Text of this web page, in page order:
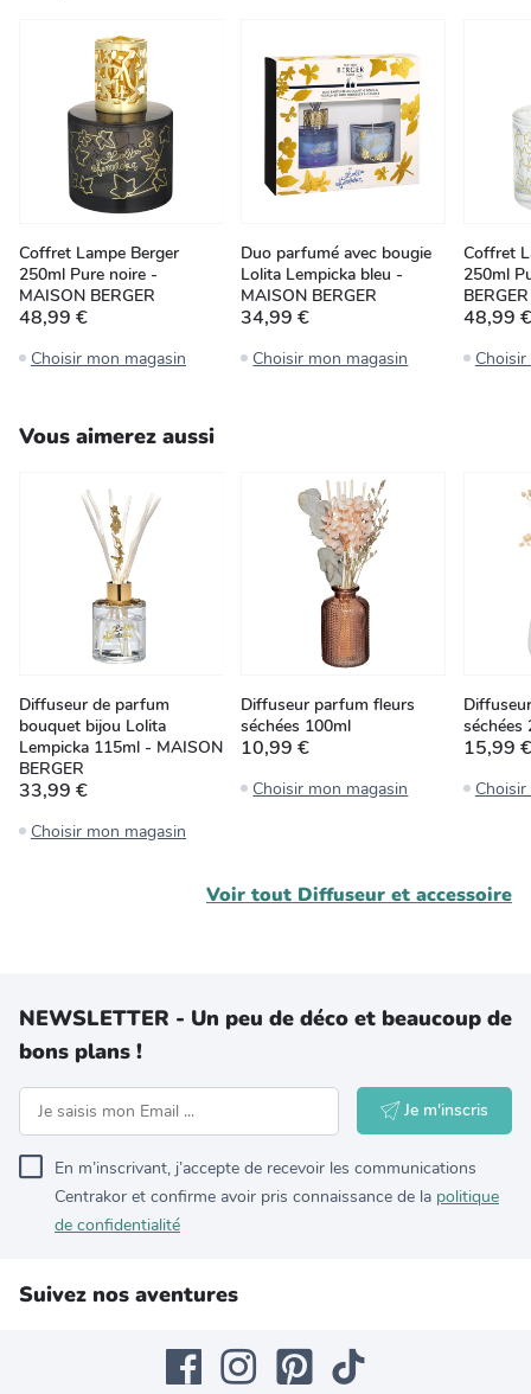
Coffret Lampe Berger
250ml Pure noire -
MAISON BERGER
48,99 €
Choisir mon magasin
Duo parfumé avec bougie
Lolita Lempicka bleu -
MAISON BERGER
34,99 €
Choisir mon magasin
Coffret
250ml
BERGER
48,99 €
Vous aimerez aussi
Diffuseur de parfum
bouquet bijou Lolita
Lempicka 115ml - MAISON
BERGER
33,99 €
Choisir mon magasin
Diffuseur parfum fleurs
séchées 100ml
10,99 €
Choisir mon magasin
séchées
15,99 €
Voir tout Diffuseur et accessoire
NEWSLETTER - Un peu de déco et beaucoup de
bons plans !
Je m'inscris
En m’inscrivant, j’accepte de recevoir les communications
Centrakor et confirme avoir pris connaissance de la politique
de confidentialité
Suivez nos aventures